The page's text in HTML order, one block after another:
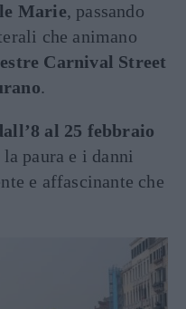
Marie, passando
che animano
Carnival Street
.
al 25 febbraio
paura e i danni
e affascinante che